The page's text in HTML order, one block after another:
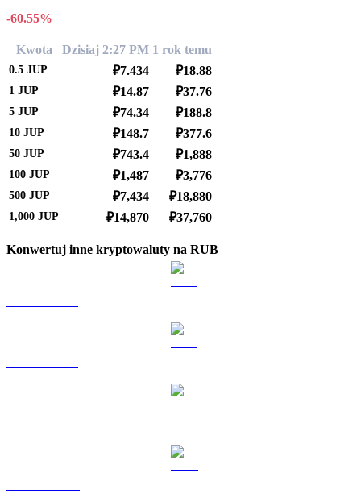
-60.55%
Kwota Dzisiaj 2:27 PM 1 rok temu
0.5 JUP ₽7.434 ₽18.88
1 JUP ₽14.87 ₽37.76
5 JUP ₽74.34 ₽188.8
10 JUP ₽148.7 ₽377.6
50 JUP ₽743.4 ₽1,888
100 JUP ₽1,487 ₽3,776
500 JUP ₽7,434 ₽18,880
1,000 JUP ₽14,870 ₽37,760
Konwertuj inne kryptowaluty na RUB